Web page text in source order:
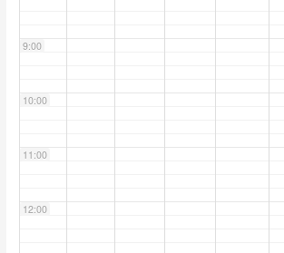
9:00
10:00
11:00
12:00